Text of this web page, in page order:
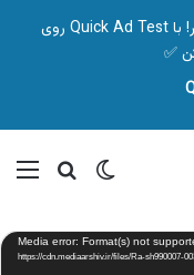
🎯 قبل از شروع کمپین، تصمیم درست بگیر! با Quick Ad Test روی
✅
تغییر پوسته
Media error: Format(s) not